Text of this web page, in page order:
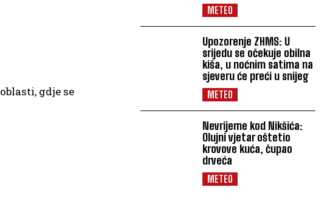
METEO
Upozorenje ZHMS: U
srijedu se očekuje obilna
kiša, u noćnim satima na
sjeveru će preći u snijeg
METEO
Nevrijeme kod Nikšića:
Olujni vjetar oštetio
krovove kuća, čupao
drveća
METEO
gdje se